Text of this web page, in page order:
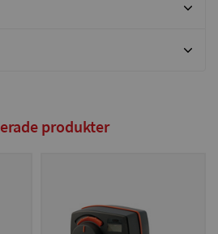
produkter